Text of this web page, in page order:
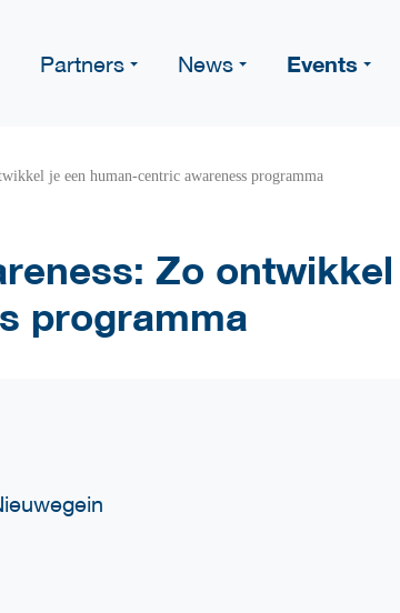
Partners News Events
je een human-centric awareness programma
Zo ontwikkel
programma